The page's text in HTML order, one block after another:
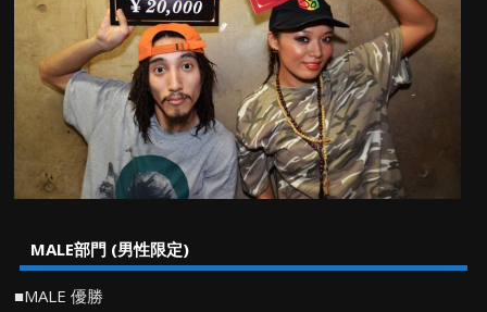
MALE部門 (男性限定)
■MALE 優勝